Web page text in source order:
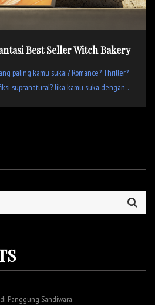
Best Seller Witch Bakery
paling kamu sukai? Romance? Thriller?
supranatural? Jika kamu suka dengan...
S
e
a
Panggung Sandiwara